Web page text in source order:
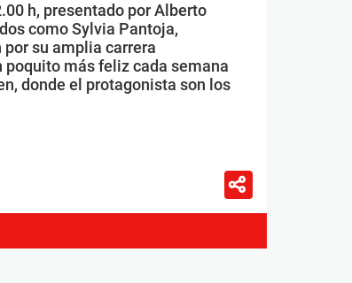
h, presentado por Alberto
como Sylvia Pantoja,
su amplia carrera
poquito más feliz cada semana
donde el protagonista son los